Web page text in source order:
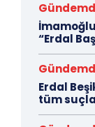
“Erdal
Erdal
tüm